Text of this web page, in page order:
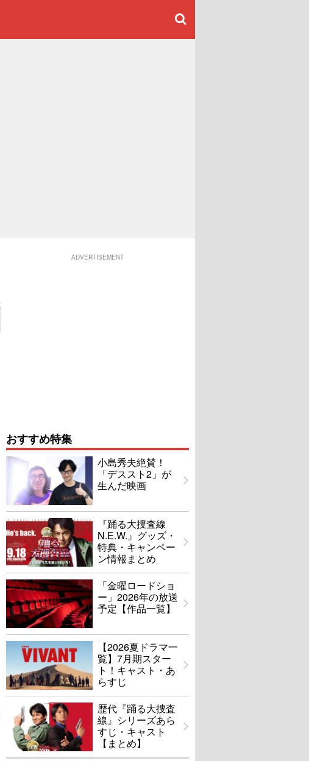
ADVERTISEMENT
おすすめ特集
小島秀夫絶賛！
「デススト2」が
生んだ映画
『踊る大捜査線
N.E.W.』グッズ・
特典・キャンペー
ン情報まとめ
「金曜ロードショ
ー」2026年の放送
予定【作品一覧】
【2026夏ドラマ一
覧】7月期スター
ト！キャスト・あ
らすじ
歴代『踊る大捜査
線』シリーズあら
すじ・キャスト
【まとめ】